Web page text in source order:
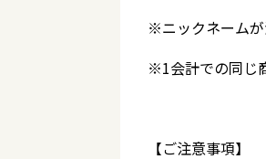
※ニックネームが
※1会計での同じ
【ご注意事項】